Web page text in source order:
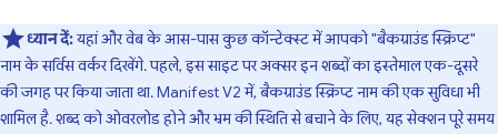
ध्यान दें:यहां और वेब के आस-पास कुछ कॉन्टेक्स्ट में आपको "बैकग्राउंड स्क्रिप्ट"
नाम के सर्विस वर्कर दिखेंगे. पहले, इस साइट पर अक्सर इन शब्दों का इस्तेमाल एक-दूसरे
की जगह पर किया जाता था. Manifest V2 में, बैकग्राउंड स्क्रिप्ट नाम की एक सुविधा भी
शामिल है. शब्द को ओवरलोड होने और भ्रम की स्थिति से बचाने के लिए, यह सेक्शन पूरे समय